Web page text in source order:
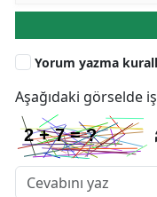
Yorum yazma
Aşağıdaki görselde